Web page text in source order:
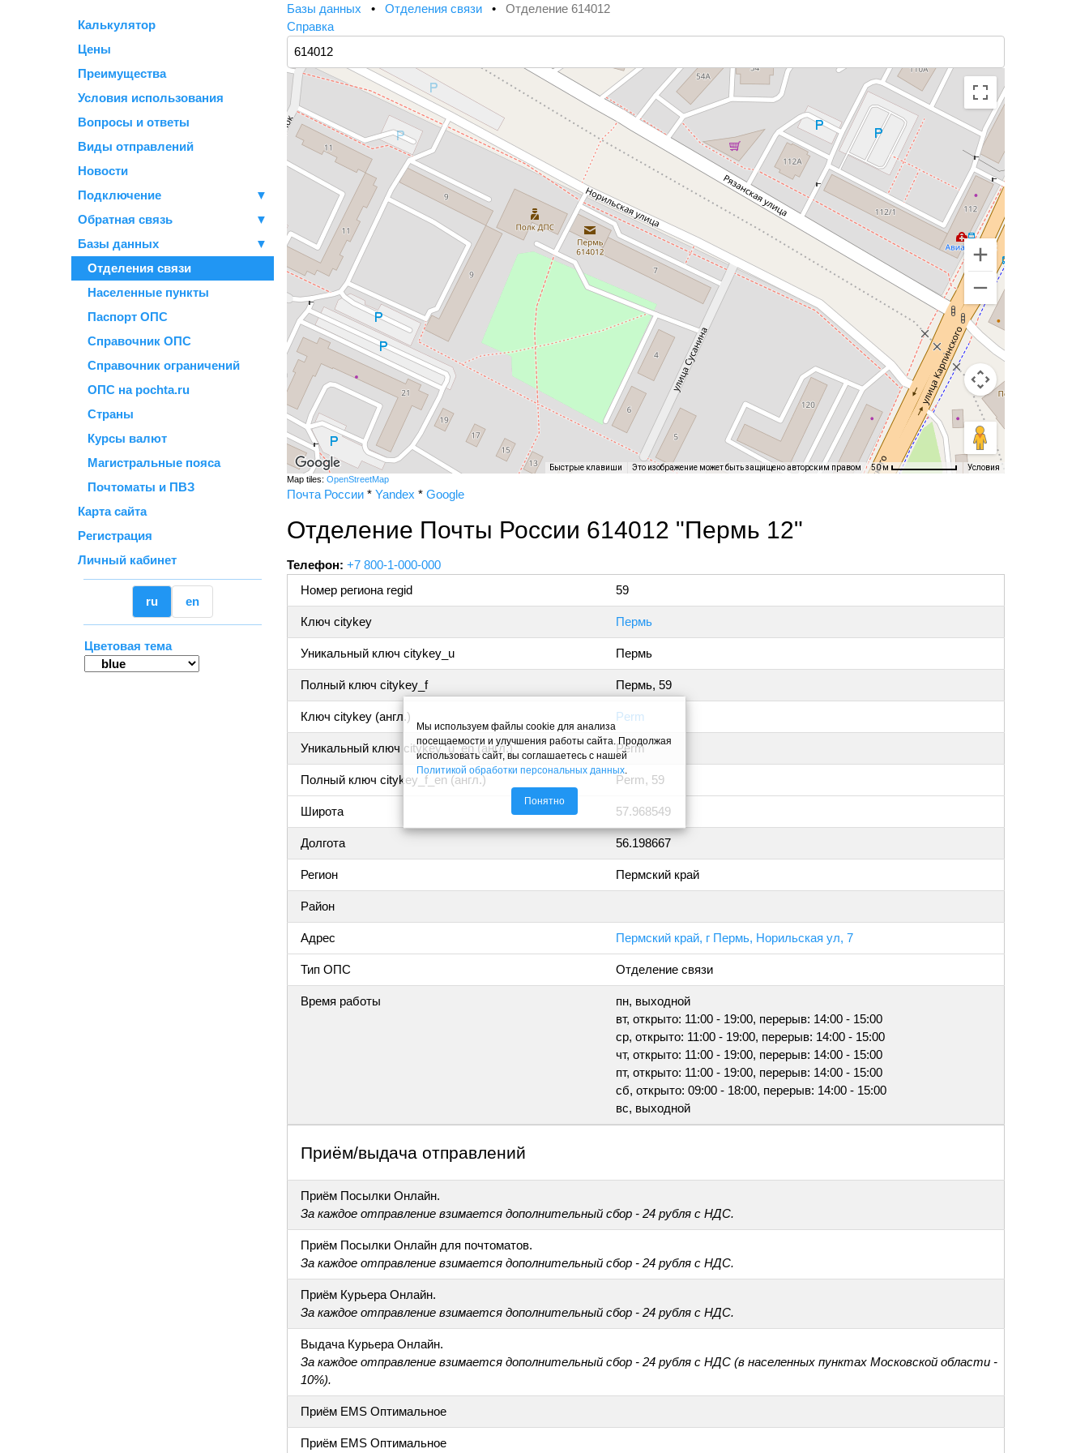
Калькулятор
Цены
Преимущества
Условия использования
Вопросы и ответы
Виды отправлений
Новости
Подключение
▼
Обратная связь
▼
Базы данных
▼
Отделения связи
Населенные пункты
Паспорт ОПС
Справочник ОПС
Справочник ограничений
ОПС на pochta.ru
Страны
Курсы валют
Магистральные пояса
Почтоматы и ПВЗ
Карта сайта
Регистрация
Личный кабинет
ru en
Цветовая тема
Базы данных • Отделения связи • Отделение 614012
Справка
Быстрые клавиши Это изображение может быть защищено авторским правом 50 м Условия
Map tiles: OpenStreetMap
Почта России * Yandex * Google
Отделение Почты России 614012 "Пермь 12"
Телефон: +7 800-1-000-000
Номер региона regid
59
Ключ citykey Пермь
Уникальный ключ citykey_u Пермь
Полный ключ citykey_f Пермь, 59
Ключ citykey (англ.) Perm
Уникальный ключ citykey_u_en (англ.) Perm
Полный ключ citykey_f_en (англ.) Perm, 59
Широта 57.968549
Долгота 56.198667
Регион Пермский край
Район
Адрес Пермский край, г Пермь, Норильская ул, 7
Тип ОПС Отделение связи
Время работы
пн, выходной
вт, открыто: 11:00 - 19:00, перерыв: 14:00 - 15:00
ср, открыто: 11:00 - 19:00, перерыв: 14:00 - 15:00
чт, открыто: 11:00 - 19:00, перерыв: 14:00 - 15:00
пт, открыто: 11:00 - 19:00, перерыв: 14:00 - 15:00
сб, открыто: 09:00 - 18:00, перерыв: 14:00 - 15:00
вс, выходной
Приём/выдача отправлений
Приём Посылки Онлайн.
За каждое отправление взимается дополнительный сбор - 24 рубля с НДС.
Приём Посылки Онлайн для почтоматов.
За каждое отправление взимается дополнительный сбор - 24 рубля с НДС.
Приём Курьера Онлайн.
За каждое отправление взимается дополнительный сбор - 24 рубля с НДС.
Выдача Курьера Онлайн.
За каждое отправление взимается дополнительный сбор - 24 рубля с НДС (в населенных пунктах Московской области -
10%).
Приём EMS Оптимальное
Приём EMS Оптимальное
Мы используем файлы cookie для анализа
посещаемости и улучшения работы сайта. Продолжая
использовать сайт, вы соглашаетесь с нашей
Политикой обработки персональных данных
Понятно